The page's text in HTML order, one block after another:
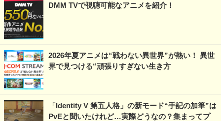
DMM TVで視聴可能なアニメを紹介！
2026年夏アニメは“戦わない異世界”が熱い！ 異世
界で見つける“頑張りすぎない生き方
「Identity V 第五人格」の新モード“手記の加筆”は
PvEと聞いたけれど…実際どうなの？集まってプ